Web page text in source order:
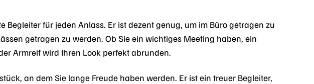
für jeden Anlass. Er ist dezent genug, um im Büro getragen zu
getragen zu werden. Ob Sie ein wichtiges Meeting haben, ein
Armreif wird Ihren Look perfekt abrunden.
an dem Sie lange Freude haben werden. Er ist ein treuer Begleiter,